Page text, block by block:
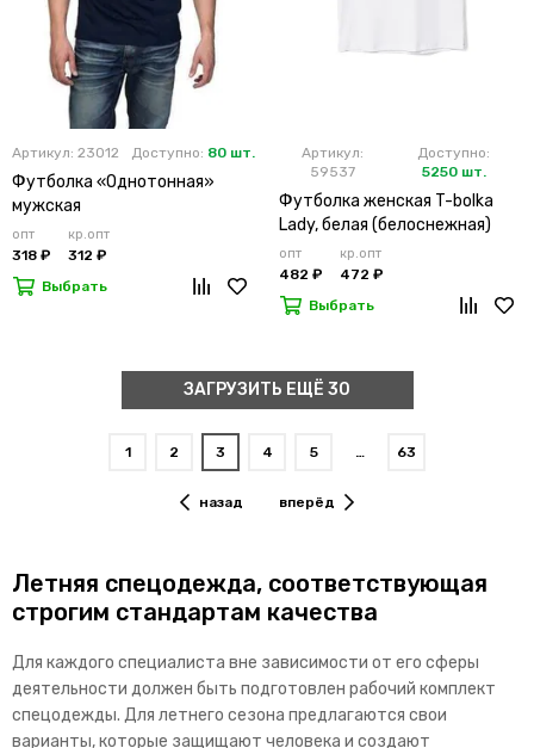
Артикул: 23012 Доступно: 80 шт.
Футболка «Однотонная»
мужская
опт
318 ₽
кр.опт
312 ₽
Выбрать
Артикул:
59537
Доступно:
5250 шт.
Футболка женская T-bolka
Lady, белая (белоснежная)
опт
482 ₽
кр.опт
472 ₽
Выбрать
ЗАГРУЗИТЬ ЕЩЁ 30
назад
1 2 3 4 5 … 63
вперёд
Летняя спецодежда, соответствующая
строгим стандартам качества
Для каждого специалиста вне зависимости от его сферы
деятельности должен быть подготовлен рабочий комплект
спецодежды. Для летнего сезона предлагаются свои
варианты, которые защищают человека и создают